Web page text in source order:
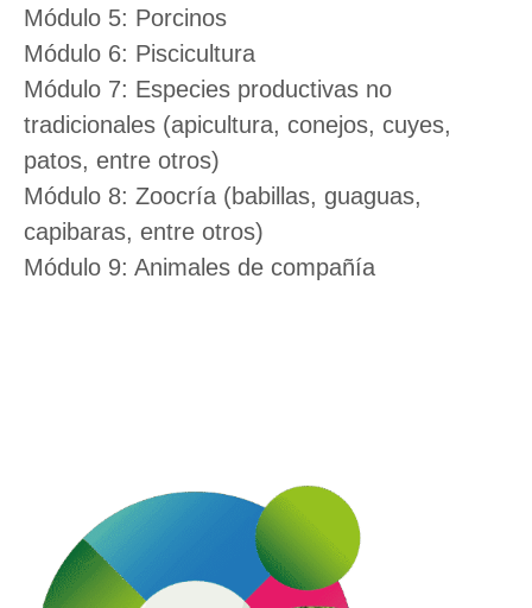
Módulo 5: Porcinos
Módulo 6: Piscicultura
Módulo 7: Especies productivas no
tradicionales (apicultura, conejos, cuyes,
patos, entre otros)
Módulo 8: Zoocría (babillas, guaguas,
capibaras, entre otros)
Módulo 9: Animales de compañía